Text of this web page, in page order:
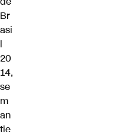
Br
asi
l
20
14,
se
m
an
tie